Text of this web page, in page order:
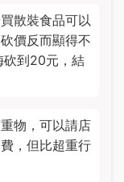
散裝食品可以
價反而顯得不
砍到20元，結
物，可以請店
，但比超重行